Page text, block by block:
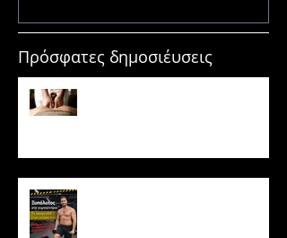
Πρόσφατες δημοσιέυσεις